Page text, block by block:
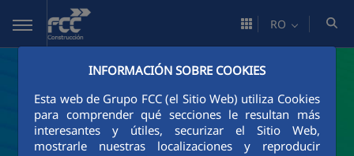
Skip to Main Content
INFORMACIÓN SOBRE COOKIES
Esta web de Grupo FCC (el Sitio Web) utiliza Cookies
para comprender qué secciones le resultan más
interesantes y útiles, securizar el Sitio Web,
mostrarle nuestras localizaciones y reproducir
RO